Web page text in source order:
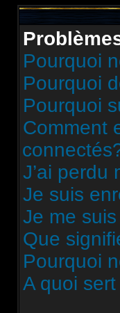
Pourquoi
Pourquoi
Pourquoi
Comment
J’ai perdu
Je suis
Je me
Que
Pourquoi
A quoi